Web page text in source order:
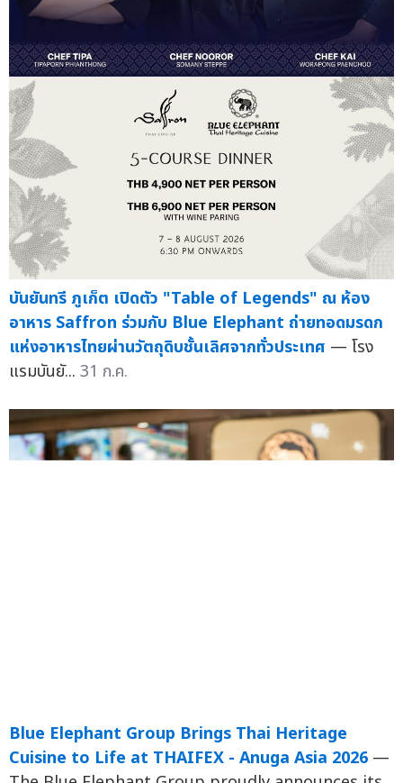
บันยันทรี ภูเก็ต เปิดตัว "Table of Legends" ณ ห้อง
อาหาร Saffron ร่วมกับ Blue Elephant ถ่ายทอดมรดก
แห่งอาหารไทยผ่านวัตถุดิบชั้นเลิศจากทั่วประเทศ — โรง
แรมบันยั... 31 ก.ค.
Blue Elephant Group Brings Thai Heritage
Cuisine to Life at THAIFEX - Anuga Asia 2026 —